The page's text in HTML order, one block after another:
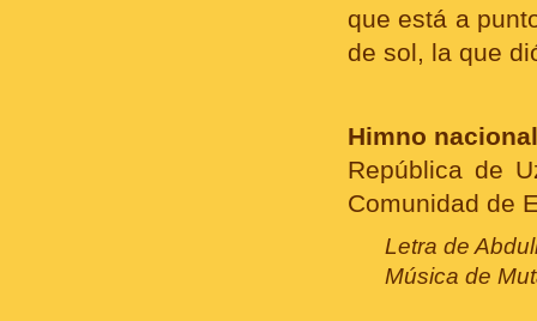
que está a
de sol, la que
Himno
República de
Comunidad de
Letra de
Música de